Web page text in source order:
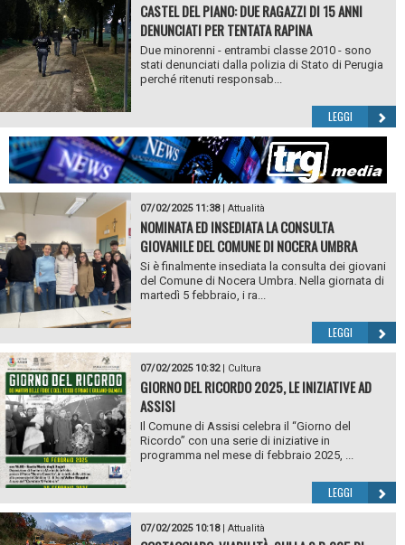
CASTEL DEL PIANO: DUE RAGAZZI DI 15 ANNI
DENUNCIATI PER TENTATA RAPINA
Due minorenni - entrambi classe 2010 - sono
stati denunciati dalla polizia di Stato di Perugia
perché ritenuti responsab...
LEGGI
07/02/2025 11:38| Attualità
NOMINATA ED INSEDIATA LA CONSULTA
GIOVANILE DEL COMUNE DI NOCERA UMBRA
Si è finalmente insediata la consulta dei giovani
del Comune di Nocera Umbra. Nella giornata di
martedì 5 febbraio, i ra...
LEGGI
07/02/2025 10:32| Cultura
GIORNO DEL RICORDO 2025, LE INIZIATIVE AD
ASSISI
Il Comune di Assisi celebra il “Giorno del
Ricordo” con una serie di iniziative in
programma nel mese di febbraio 2025, ...
LEGGI
07/02/2025 10:18| Attualità